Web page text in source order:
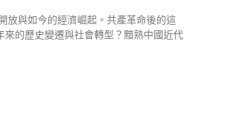
放與如今的經濟崛起。共產革命後的這
的歷史變遷與社會轉型？黯熟中國近代